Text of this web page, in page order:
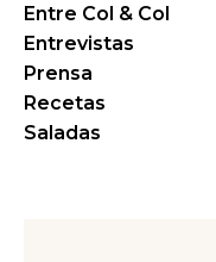
Entre Col & Col
Entrevistas
Prensa
Recetas
Saladas